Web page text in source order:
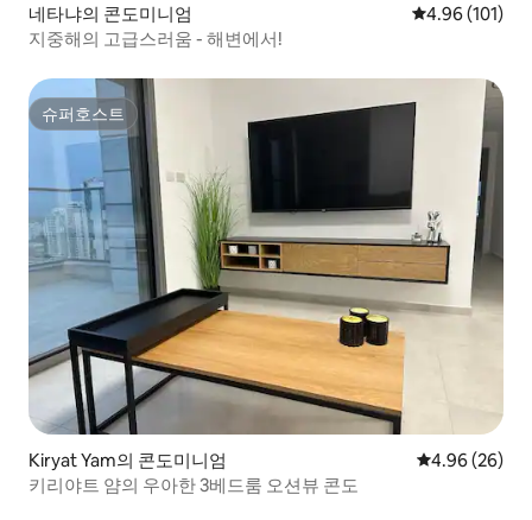
네타냐의 콘도미니엄 평점 4.96점(5
4.96 (101)
지중해의 고급스러움 - 해변에서!
슈퍼호스트
슈퍼호스트
Kiryat Yam의 콘도미니엄 평점 4.96점(5
4.96 (26)
키리야트 얌의 우아한 3베드룸 오션뷰 콘도